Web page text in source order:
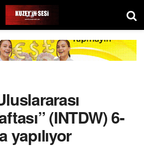
(INTDW) 6-
yapılıyor